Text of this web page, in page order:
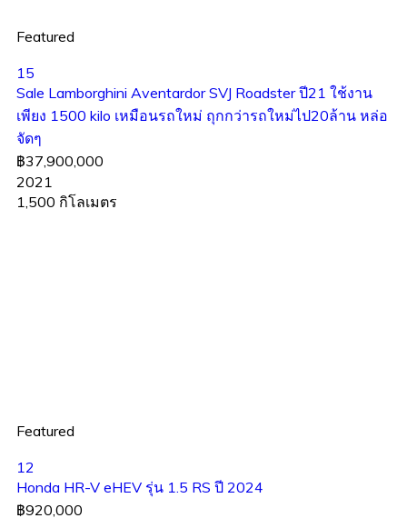
Featured
15
Sale Lamborghini Aventardor SVJ Roadster ปี21 ใช้งาน
เพียง 1500 kilo เหมือนรถใหม่ ถุกกว่ารถใหม่ไป20ล้าน หล่อ
จัดๆ
฿37,900,000
2021
1,500 กิโลเมตร
Featured
12
Honda HR-V eHEV รุ่น 1.5 RS ปี 2024
฿920,000